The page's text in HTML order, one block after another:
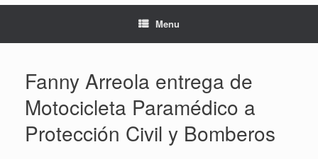
Menu
Fanny Arreola entrega de
Motocicleta Paramédico a
Protección Civil y Bomberos